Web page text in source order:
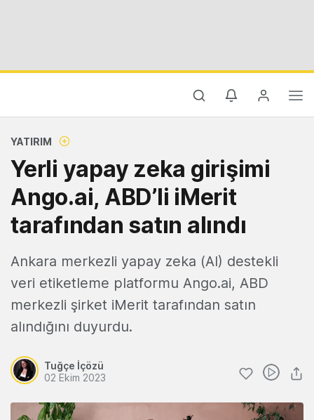
YATIRIM
Yerli yapay zeka girişimi
Ango.ai, ABD’li iMerit
tarafından satın alındı
Ankara merkezli yapay zeka (AI) destekli
veri etiketleme platformu Ango.ai, ABD
merkezli şirket iMerit tarafından satın
alındığını duyurdu.
Tuğçe İçözü
02 Ekim 2023